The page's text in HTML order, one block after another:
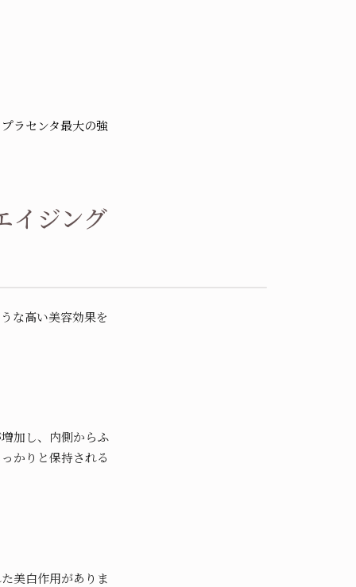
ラセンタ最大の強
イジング
な高い美容効果を
加し、内側からふ
かりと保持される
美白作用がありま